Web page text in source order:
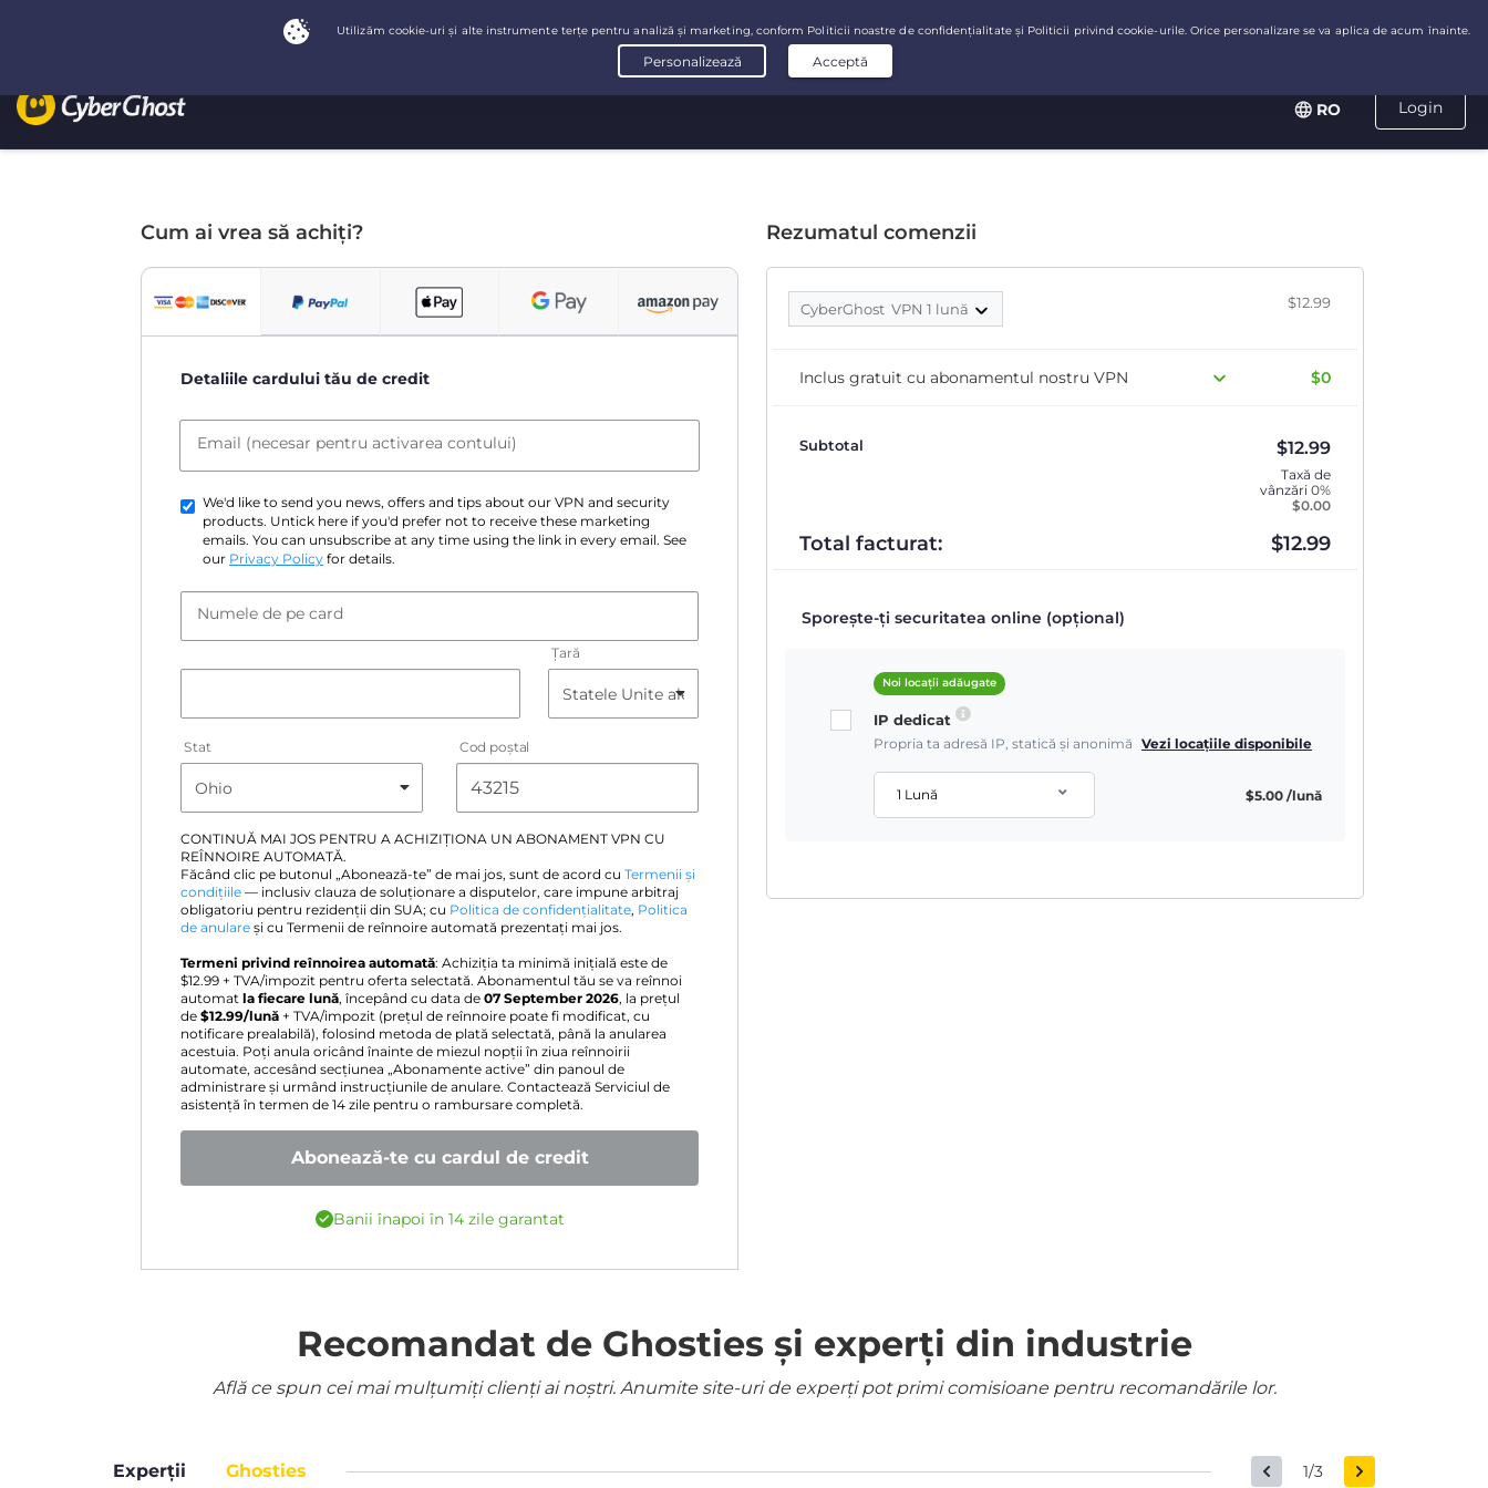
Login
RO
Cum ai vrea să achiți?
Detaliile cardului tău de credit
Email (necesar pentru activarea contului)
We'd like to send you news, offers and tips about our VPN and security
products. Untick here if you'd prefer not to receive these marketing
emails. You can unsubscribe at any time using the link in every email. See
our Privacy Policy for details.
Numele de pe card
Țară
Stat Cod poştal
CONTINUĂ MAI JOS PENTRU A ACHIZIȚIONA UN ABONAMENT VPN CU
REÎNNOIRE AUTOMATĂ.
Făcând clic pe butonul „Abonează-te” de mai jos, sunt de acord cu Termenii și
condițiile — inclusiv clauza de soluționare a disputelor, care impune arbitraj
obligatoriu pentru rezidenții din SUA; cu Politica de confidențialitate, Politica
de anulare și cu Termenii de reînnoire automată prezentați mai jos.
Termeni privind reînnoirea automată: Achiziția ta minimă inițială este de
$12.99 + TVA/impozit pentru oferta selectată. Abonamentul tău se va reînnoi
automat la fiecare lună, începând cu data de 07 September 2026, la prețul
de $12.99/lună + TVA/impozit (prețul de reînnoire poate fi modificat, cu
notificare prealabilă), folosind metoda de plată selectată, până la anularea
acestuia. Poți anula oricând înainte de miezul nopții în ziua reînnoirii
automate, accesând secțiunea „Abonamente active” din panoul de
administrare și urmând instrucțiunile de anulare. Contactează Serviciul de
asistență în termen de 14 zile pentru o rambursare completă.
Abonează-te cu cardul de credit
Banii înapoi în 14 zile garantat
Rezumatul comenzii
CyberGhost VPN 1 lună $12.99
Inclus gratuit cu abonamentul nostru VPN $0
Subtotal $12.99
Taxă de
vânzări 0%
$0.00
Total facturat: $12.99
Sporește-ți securitatea online (opțional)
Noi locații adăugate
IP dedicat
Propria ta adresă IP, statică și anonimă Vezi locațiile disponibile
1 Lună $5.00 /lună
Recomandat de Ghosties și experți din industrie
Află ce spun cei mai mulțumiți clienți ai noștri. Anumite site-uri de experți pot primi comisioane pentru recomandările lor.
Experții Ghosties 1/3